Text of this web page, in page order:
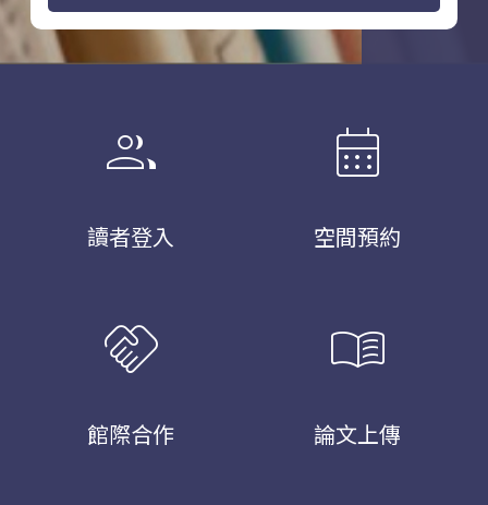
group
讀者登入
calendar_month
空間預約
handshake
館際合作
menu_book
論文上傳